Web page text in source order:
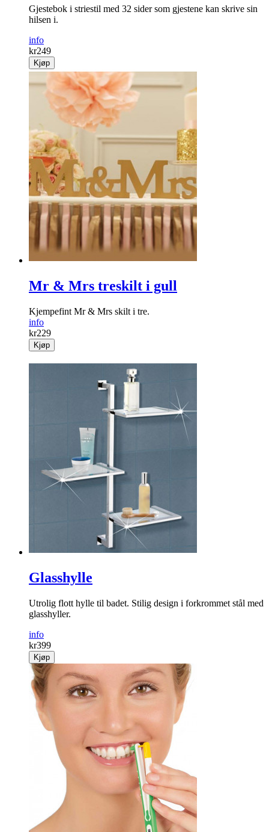
Gjestebok i striestil med 32 sider som gjestene kan skrive sin
hilsen i.
info
kr249
Kjøp
Mr & Mrs treskilt i gull
Kjempefint Mr & Mrs skilt i tre.
info
kr229
Kjøp
Glasshylle
Utrolig flott hylle til badet. Stilig design i forkrommet stål med
glasshyller.
info
kr399
Kjøp